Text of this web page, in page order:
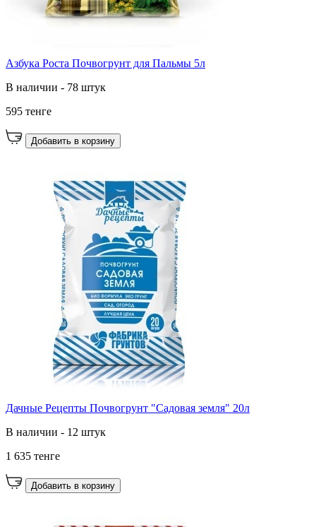
Азбука Роста Почвогрунт для Пальмы 5л
В наличии - 78 штук
595 тенге
Добавить в корзину
Дачные Рецепты Почвогрунт "Садовая земля" 20л
В наличии - 12 штук
1 635 тенге
Добавить в корзину